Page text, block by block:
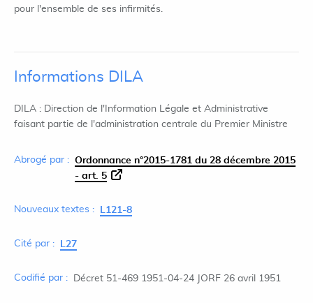
pour l'ensemble de ses infirmités.
Informations DILA
DILA : Direction de l'Information Légale et Administrative
faisant partie de l'administration centrale du Premier Ministre
Abrogé par : Ordonnance n°2015-1781 du 28 décembre 2015
- art. 5
Nouveaux textes : L121-8
Cité par : L27
Codifié par : Décret 51-469 1951-04-24 JORF 26 avril 1951